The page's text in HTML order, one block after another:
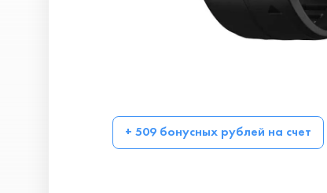
+ 509 бонусных рублей на счет